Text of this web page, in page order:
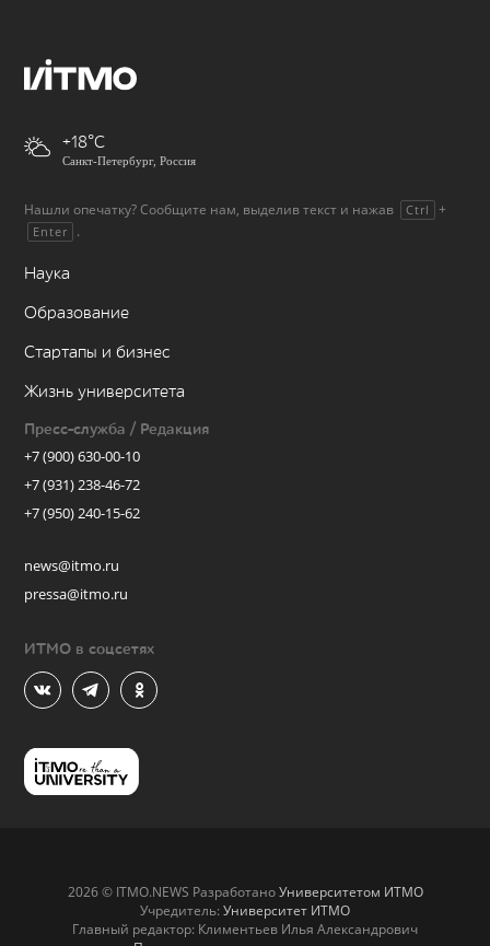
+18
Санкт-Петербург, Россия
Нашли опечатку? Сообщите нам, выделив текст и нажав Ctrl +
Enter .
Наука
Образование
Стартапы и бизнес
Жизнь университета
Пресс-служба / Редакция
+7 (900) 630-00-10
+7 (931) 238-46-72
+7 (950) 240-15-62
news@itmo.ru
pressa@itmo.ru
ИТМО в соцсетях
2026 © ITMO.NEWS РазработаноУниверситетом ИТМО
Учредитель: Университет ИТМО
Главный редактор: Климентьев Илья Александрович